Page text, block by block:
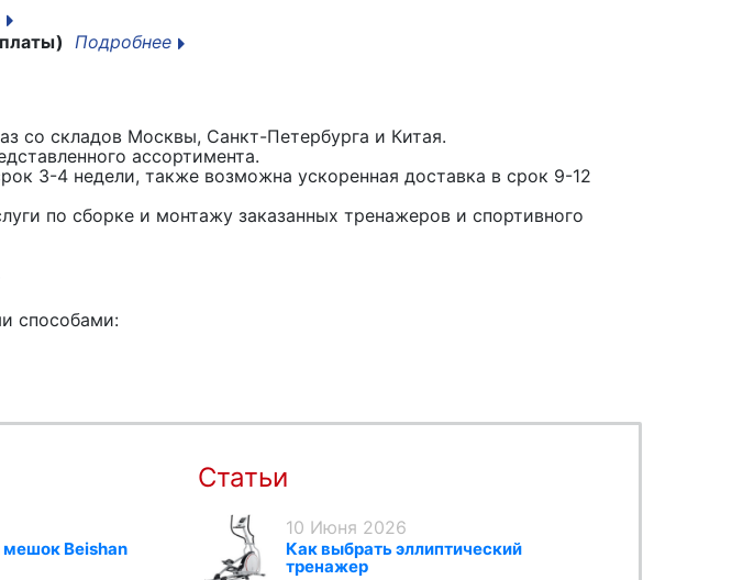
Подробнее
со складов Москвы, Санкт-Петербурга и Китая.
ассортимента.
3-4 недели, также возможна ускоренная доставка в срок 9-12
по сборке и монтажу заказанных тренажеров и спортивного
способами:
мешок Beishan
Статьи
10 Июня 2026
Как выбрать эллиптический
тренажер